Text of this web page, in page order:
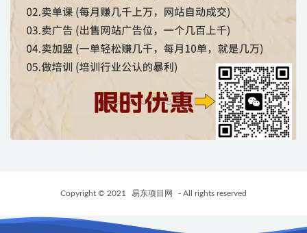
Copyright © 2021 易东项目网 - All rights reserved